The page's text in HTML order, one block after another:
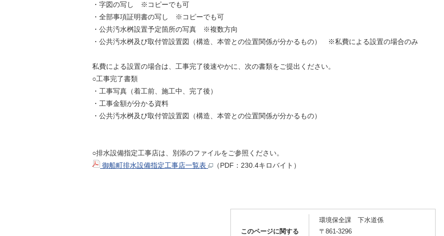
・字図の写し ※コピーでも可
・全部事項証明書の写し ※コピーでも可
・公共汚水桝設置予定箇所の写真 ※複数方向
・公共汚水桝及び取付管設置図（構造、本管との位置関係が分かるもの） ※私費による設置の場合のみ
私費による設置の場合は、工事完了後速やかに、次の書類をご提出ください。
○工事完了書類
・工事写真（着工前、施工中、完了後）
・工事金額が分かる資料
・公共汚水桝及び取付管設置図（構造、本管との位置関係が分かるもの）
○排水設備指定工事店は、別添のファイルをご参照ください。
御船町排水設備指定工事店一覧表
（PDF：230.4キロバイト）
このページに関する
環境保全課 下水道係
〒861-3296